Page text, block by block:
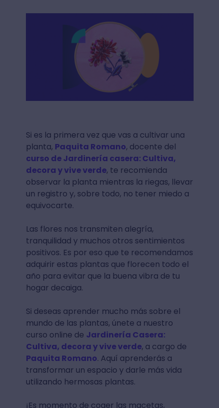
Si es la primera vez que vas a cultivar una
planta, Paquita Romano, docente del
curso de Jardinería casera: Cultiva,
decora y vive verde, te recomienda
observar la planta mientras la riegas, llevar
un registro y, sobre todo, no tener miedo a
equivocarte.
Las flores nos transmiten alegría,
tranquilidad y muchos otros sentimientos
positivos. Es por eso que te recomendamos
adquirir estas plantas que florecen todo el
año para evitar que la buena vibra de tu
hogar decaiga.
Si deseas aprender mucho más sobre el
mundo de las plantas, únete a nuestro
curso online de Jardinería Casera:
Cultiva, decora y vive verde, a cargo de
Paquita Romano. Aquí aprenderás a
transformar un espacio y darle más vida
utilizando hermosas plantas.
¡Es momento de coger las macetas,